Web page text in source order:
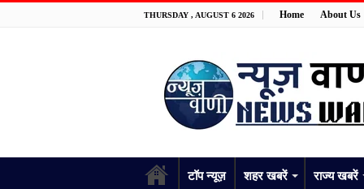
THURSDAY , AUGUST 6 2026 Home About Us
टॉप न्यूज़ शहर खबरें राज्य खबरें